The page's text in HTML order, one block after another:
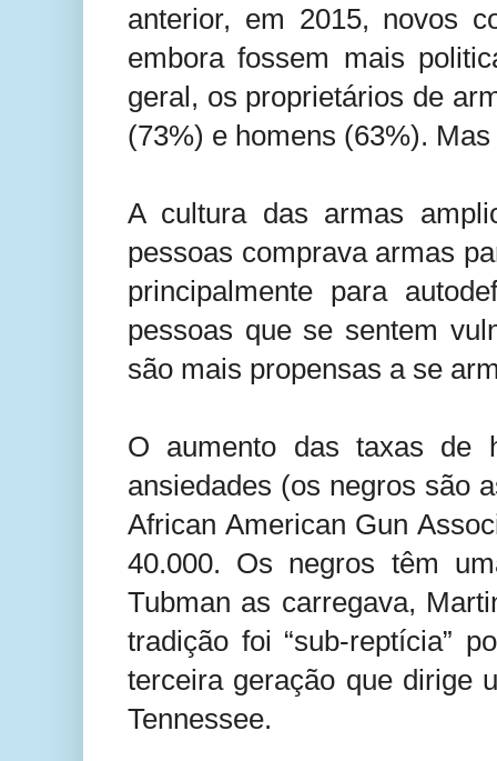
anterior, em 2015, novos
embora fossem mais
geral, os proprietários de
(73%) e homens (63%).
A cultura das armas
pessoas comprava armas
principalmente para
pessoas que se sentem
são mais propensas a se
O aumento das taxas de
ansiedades (os negros são
African American Gun
40.000. Os negros têm
Tubman as carregava,
tradição foi “sub-reptícia”
terceira geração que dirige
Tennessee.